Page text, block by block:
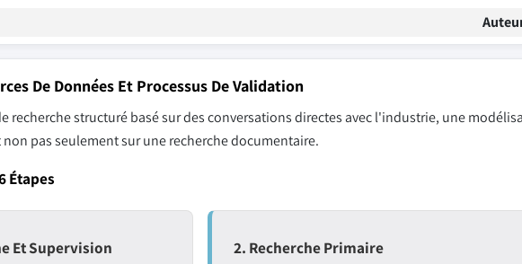
De Données Et Processus De Validation
recherche structuré basé sur des conversations directes avec l'industrie, une
pas seulement sur une recherche documentaire.
Étapes
Et Supervision
2. Recherche Primaire